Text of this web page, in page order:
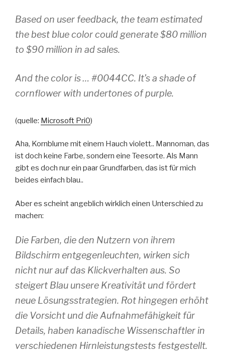
Based on user feedback, the team estimated
the best blue color could generate $80 million
to $90 million in ad sales.
And the color is … #0044CC. It’s a shade of
cornflower with undertones of purple.
(quelle: Microsoft Pri0)
Aha, Kornblume mit einem Hauch violett.. Mannoman, das
ist doch keine Farbe, sondern eine Teesorte. Als Mann
gibt es doch nur ein paar Grundfarben, das ist für mich
beides einfach blau..
Aber es scheint angeblich wirklich einen Unterschied zu
machen:
Die Farben, die den Nutzern von ihrem
Bildschirm entgegenleuchten, wirken sich
nicht nur auf das Klickverhalten aus. So
steigert Blau unsere Kreativität und fördert
neue Lösungsstrategien. Rot hingegen erhöht
die Vorsicht und die Aufnahmefähigkeit für
Details, haben kanadische Wissenschaftler in
verschiedenen Hirnleistungstests festgestellt.